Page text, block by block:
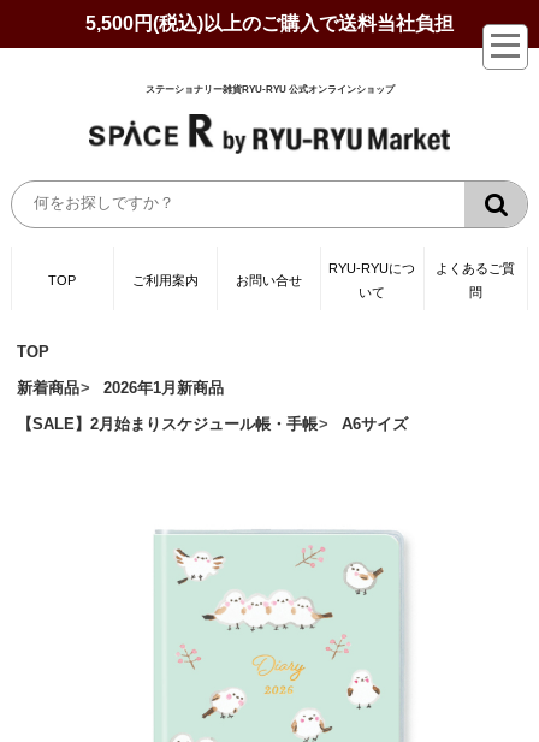
5,500円(税込)以上のご購入で送料当社負担
ステーショナリー雑貨RYU-RYU 公式オンラインショップ
TOP ご利用案内 お問い合せ
RYU-RYUにつ
いて
よくあるご質
問
TOP
新着商品
2026年1月新商品
【SALE】2月始まりスケジュール帳・手帳
A6サイズ